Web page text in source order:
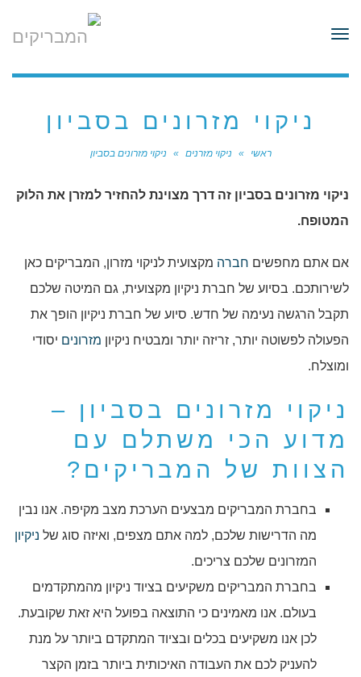
תפריט
ניקוי מזרונים בסביון
ראשי » ניקוי מזרנים » ניקוי מזרונים בסביון
ניקוי מזרונים בסביון זה דרך מצוינת להחזיר למזרן את הלוק
המטופח.
אם אתם מחפשים חברה מקצועית לניקוי מזרון, המבריקים כאן
לשירותכם. בסיוע של חברת ניקיון מקצועית, גם המיטה שלכם
תקבל הרגשה נעימה של חדש. סיוע של חברת ניקיון הופך את
הפעולה לפשוטה יותר, זריזה יותר ומבטיח ניקיון מזרונים יסודי
ומוצלח.
ניקוי מזרונים בסביון –
מדוע הכי משתלם עם
הצוות של המבריקים?
בחברת המבריקים מבצעים הערכת מצב מקיפה. אנו נבין
מה הדרישות שלכם, למה אתם מצפים, ואיזה סוג של ניקיון
המזרונים שלכם צריכים.
בחברת המבריקים משקיעים בציוד ניקיון מהמתקדמים
בעולם. אנו מאמינים כי התוצאה בפועל היא זאת שקובעת.
לכן אנו משקיעים בכלים ובציוד המתקדם ביותר על מנת
להעניק לכם את העבודה האיכותית ביותר בזמן הקצר